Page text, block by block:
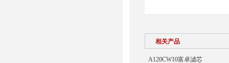
相关产品
A120CW10富卓滤芯